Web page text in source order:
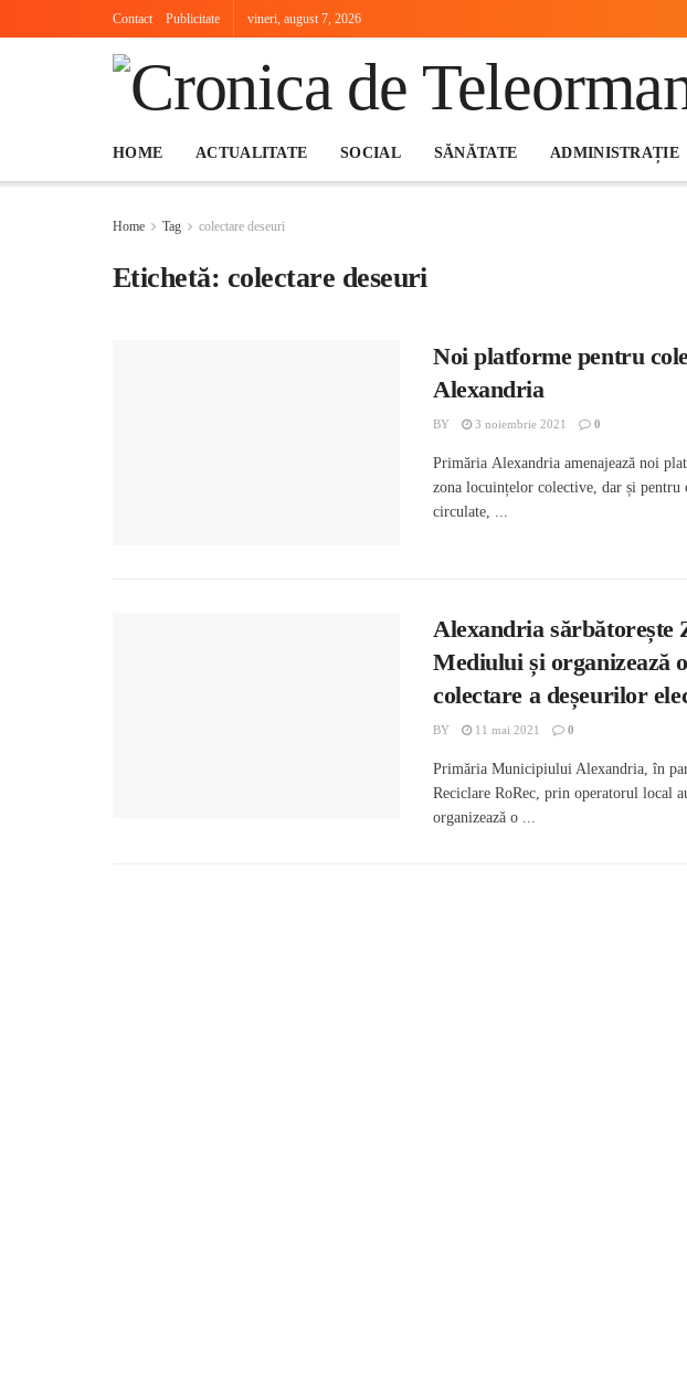
Contact Publicitate vineri, august 7, 2026
HOME ACTUALITATE SOCIAL SĂNĂTATE ADMINISTRAȚIE
Home Tag colectare deseuri
Etichetă: colectare deseuri
Noi platforme pentru
Alexandria
BY 3 noiembrie 2021 0
Primăria Alexandria amenajează noi
zona locuințelor colective, dar și pentru
circulate, ...
Alexandria sărbătorește
Mediului și organizează
colectare a deșeurilor
BY 11 mai 2021 0
Primăria Municipiului Alexandria, în
Reciclare RoRec, prin operatorul local
organizează o ...